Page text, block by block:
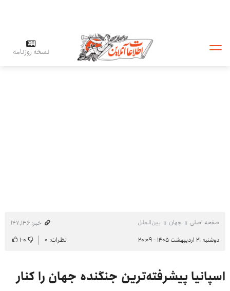
نسخه روزنامه
صفحه اصلی جهان بین‌الملل
خبر: ۱۴۷٬۱۳۶
دوشنبه ۲۱ اردیبهشت ۱۴۰۵ - ۲۰:۰۹
نظرات: ۰ ۰-۱
اسپانیا پیشرفته‌ترین جنگنده جهان را کنار